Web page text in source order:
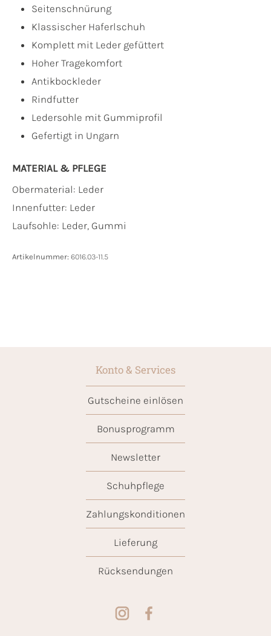
Seitenschnürung
Klassischer Haferlschuh
Komplett mit Leder gefüttert
Hoher Tragekomfort
Antikbockleder
Rindfutter
Ledersohle mit Gummiprofil
Gefertigt in Ungarn
MATERIAL & PFLEGE
Obermaterial: Leder
Innenfutter: Leder
Laufsohle: Leder, Gummi
Artikelnummer: 6016.03-11.5
Konto & Services
Gutscheine einlösen
Bonusprogramm
Newsletter
Schuhpflege
Zahlungskonditionen
Lieferung
Rücksendungen